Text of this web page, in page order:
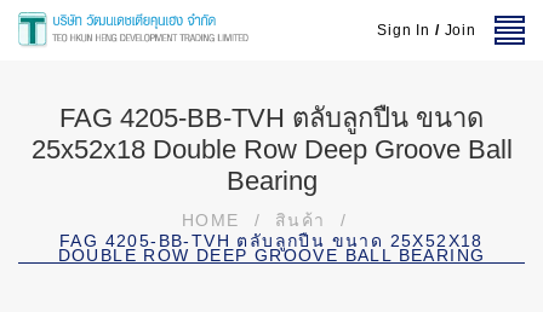
Sign In / Join
FAG 4205-BB-TVH ตลับลูกปืน ขนาด
25x52x18 Double Row Deep Groove Ball
Bearing
HOME / สินค้า
/
FAG 4205-BB-TVH ตลับลูกปืน ขนาด 25X52X18
DOUBLE ROW DEEP GROOVE BALL BEARING